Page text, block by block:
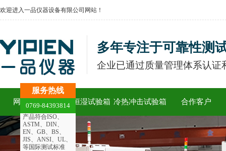
欢迎进入一品仪器设备有限公司网站！
多年专注于可靠性测
企业已通过质量管理体系认证
网站首页 恒温恒湿试验箱 冷热冲击试验箱 合作客户
服务热线
0769-84393814
产品符合ISO、
ASTM、DIN、
EN、GB、BS、
JIS、ANSI、UL、
等国际测试标准